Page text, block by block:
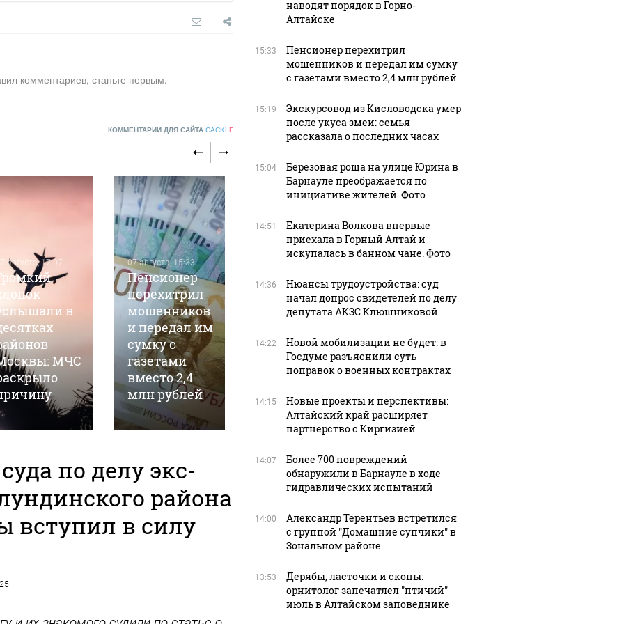
комментариев, станьте первым.
КОММЕНТАРИИ ДЛЯ САЙТА CACKL E
07 августа, 17:07
в
МЧС
07 августа, 15:33
Пенсионер
перехитрил
мошенников
и передал им
сумку с
газетами
вместо 2,4
млн рублей
07 августа, 15:19
Экскурсовод
из
Кисловодска
умер после
семья
рассказала о
последних
часах
07 августа, 13:24
Четырехлетний
мальчик
нескольких
часов в
раскаленном
по делу экс-
района
вступил в силу
наводят порядок в Горно-
Алтайске
15:33
Пенсионер перехитрил
мошенников и передал им сумку
с газетами вместо 2,4 млн рублей
15:19
Экскурсовод из Кисловодска умер
после укуса змеи: семья
рассказала о последних часах
15:04
Березовая роща на улице Юрина в
Барнауле преображается по
инициативе жителей. Фото
14:51
Екатерина Волкова впервые
приехала в Горный Алтай и
искупалась в банном чане. Фото
14:36
Нюансы трудоустройства: суд
начал допрос свидетелей по делу
депутата АКЗС Клюшниковой
14:22
Новой мобилизации не будет: в
Госдуме разъяснили суть
поправок о военных контрактах
14:15
Новые проекты и перспективы:
Алтайский край расширяет
партнерство с Киргизией
14:07
Более 700 повреждений
обнаружили в Барнауле в ходе
гидравлических испытаний
14:00
Александр Терентьев встретился
с группой "Домашние супчики" в
Зональном районе
13:53
Дерябы, ласточки и скопы:
орнитолог запечатлел "птичий"
июль в Алтайском заповеднике